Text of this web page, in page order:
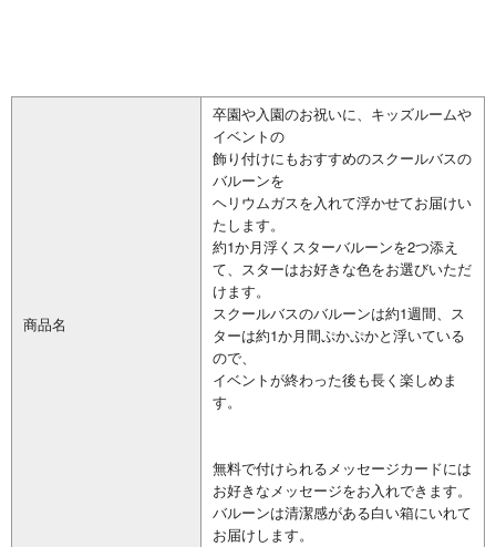
商品名
卒園や入園のお祝いに、キッズルームや
イベントの
飾り付けにもおすすめのスクールバスの
バルーンを
ヘリウムガスを入れて浮かせてお届けい
たします。
約1か月浮くスターバルーンを2つ添え
て、スターはお好きな色をお選びいただ
けます。
スクールバスのバルーンは約1週間、ス
ターは約1か月間ぷかぷかと浮いている
ので、
イベントが終わった後も長く楽しめま
す。
無料で付けられるメッセージカードには
お好きなメッセージをお入れできます。
バルーンは清潔感がある白い箱にいれて
お届けします。